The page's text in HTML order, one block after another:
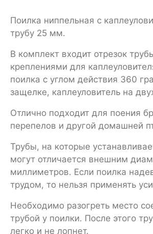
Поилка ниппельная с
трубу 25 мм.
В комплект входит отрезок
креплениями для
поилка с углом действия 360
защелке, каплеуловитель на
Отлично подходит для поения
перепелов и другой домашней
Трубы, на которые
могут отличается внешним
миллиметров. Если поилка
трудом, то нельзя применять
Необходимо разогреть место
трубой у поилки. После этого
легко и не лопнет.